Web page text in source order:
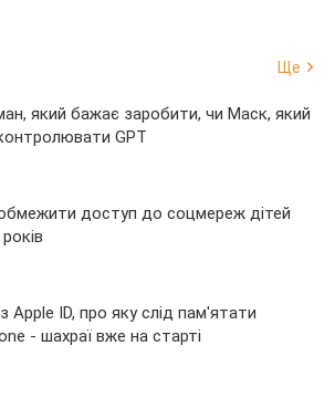
Ще
який бажає заробити, чи Маск, який
GPT
доступ до соцмереж дітей
Apple ID, про яку слід пам'ятати
- шахраї вже на старті